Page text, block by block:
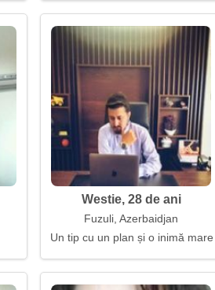
Westie, 28 de ani
Fuzuli, Azerbaidjan
Un tip cu un plan și o inimă mare